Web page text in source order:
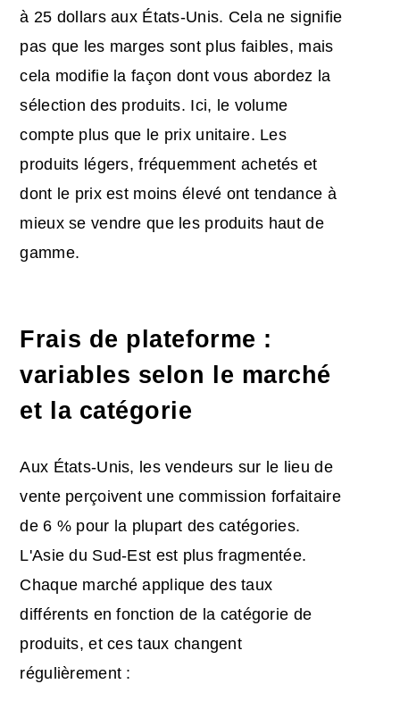
à 25 dollars aux États-Unis. Cela ne signifie
pas que les marges sont plus faibles, mais
cela modifie la façon dont vous abordez la
sélection des produits. Ici, le volume
compte plus que le prix unitaire. Les
produits légers, fréquemment achetés et
dont le prix est moins élevé ont tendance à
mieux se vendre que les produits haut de
gamme.
Frais de plateforme :
variables selon le marché
et la catégorie
Aux États-Unis, les vendeurs sur le lieu de
vente perçoivent une commission forfaitaire
de 6 % pour la plupart des catégories.
L'Asie du Sud-Est est plus fragmentée.
Chaque marché applique des taux
différents en fonction de la catégorie de
produits, et ces taux changent
régulièrement :